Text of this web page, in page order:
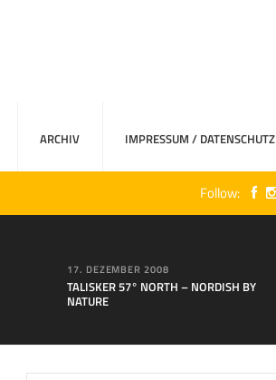
ARCHIV IMPRESSUM / DATENSCHUTZ
Follow:
17. DEZEMBER 2008
TALISKER 57° NORTH – NORDISH BY
NATURE